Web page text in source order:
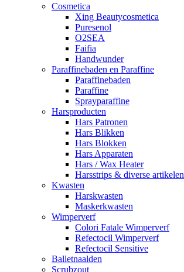
Cosmetica
Xing Beautycosmetica
Puresenol
O2SEA
Faifia
Handwunder
Paraffinebaden en Paraffine
Paraffinebaden
Paraffine
Sprayparaffine
Harsproducten
Hars Patronen
Hars Blikken
Hars Blokken
Hars Apparaten
Hars / Wax Heater
Harsstrips & diverse artikelen
Kwasten
Harskwasten
Maskerkwasten
Wimperverf
Colori Fatale Wimperverf
Refectocil Wimperverf
Refectocil Sensitive
Balletnaalden
Scrubzout